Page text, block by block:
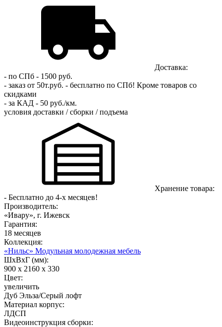
Доставка:
- по СПб - 1500 руб.
- заказ от 50т.руб. - бесплатно по СПб! Кроме товаров со
скидками
- за КАД - 50 руб./км.
условия доставки / сборки / подъема
Хранение товара:
- Бесплатно до 4-х месяцев!
Производитель:
«Ивару», г. Ижевск
Гарантия:
18 месяцев
Коллекция:
«Нильс» Модульная молодежная мебель
ШхВхГ (мм):
900 х 2160 х 330
Цвет:
увеличить
Дуб Эльза/Серый лофт
Материал корпус:
ЛДСП
Видеоинструкция сборки: